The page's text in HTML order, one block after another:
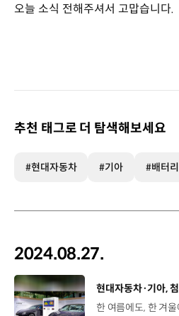
오늘 소식 전해주셔서 고맙습니다.
추천 태그로 더 탐색해보세요
#현대자동차 #기아 #배터
2024.08.27.
[동영상]